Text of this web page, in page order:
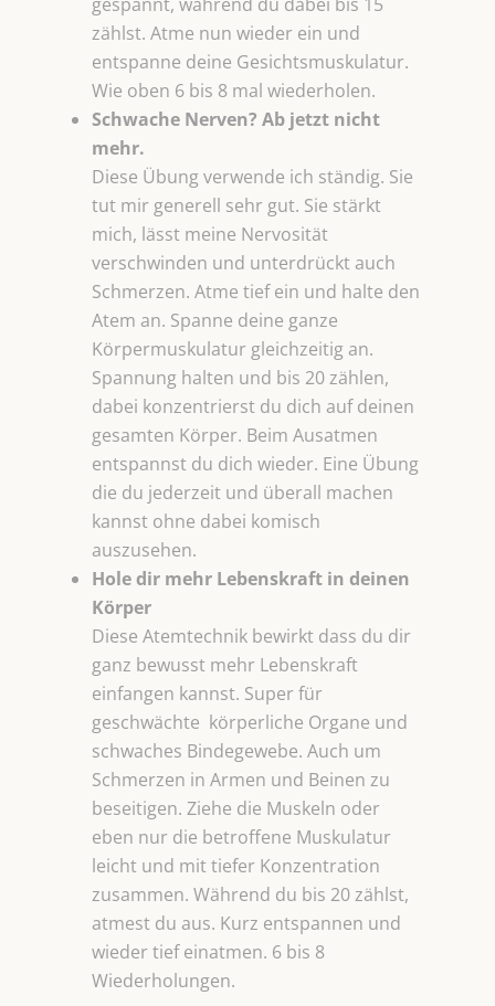
zählst. Atme nun wieder ein und
entspanne deine Gesichtsmuskulatur.
Wie oben 6 bis 8 mal wiederholen.
Schwache Nerven? Ab jetzt nicht
mehr.
Diese Übung verwende ich ständig. Sie
tut mir generell sehr gut. Sie stärkt
mich, lässt meine Nervosität
verschwinden und unterdrückt auch
Schmerzen. Atme tief ein und halte den
Atem an. Spanne deine ganze
Körpermuskulatur gleichzeitig an.
Spannung halten und bis 20 zählen,
dabei konzentrierst du dich auf deinen
gesamten Körper. Beim Ausatmen
entspannst du dich wieder. Eine Übung
die du jederzeit und überall machen
kannst ohne dabei komisch
auszusehen.
Hole dir mehr Lebenskraft in deinen
Körper
Diese Atemtechnik bewirkt dass du dir
ganz bewusst mehr Lebenskraft
einfangen kannst. Super für
geschwächte körperliche Organe und
schwaches Bindegewebe. Auch um
Schmerzen in Armen und Beinen zu
beseitigen. Ziehe die Muskeln oder
eben nur die betroffene Muskulatur
leicht und mit tiefer Konzentration
zusammen. Während du bis 20 zählst,
atmest du aus. Kurz entspannen und
wieder tief einatmen. 6 bis 8
Wiederholungen.